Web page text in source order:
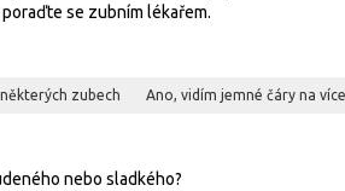
se zubním lékařem.
zubech Ano, vidím jemné čáry na
nebo sladkého?